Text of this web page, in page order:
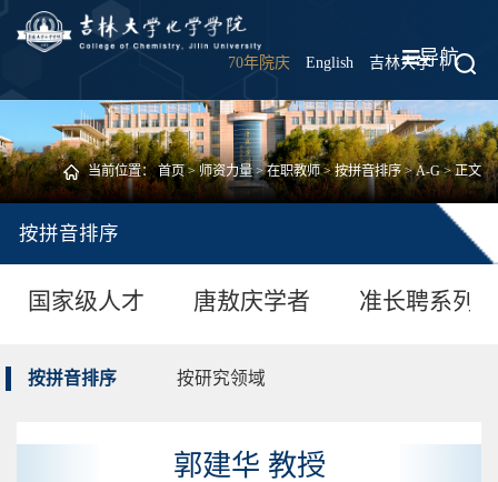
70年院庆 English 吉林大学 |
导航
当前位置：首页>师资力量>在职教师>按拼音排序>A-G> 正文
按拼音排序
国家级人才 唐敖庆学者 准长聘系列
按拼音排序 按研究领域
郭建华 教授